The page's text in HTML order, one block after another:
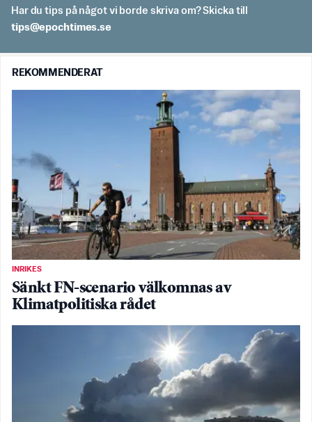
Har du tips på något vi borde skriva om? Skicka till
es.semithcope@spit
REKOMMENDERAT
INRIKES
Sänkt FN-scenario välkomnas av
Klimatpolitiska rådet